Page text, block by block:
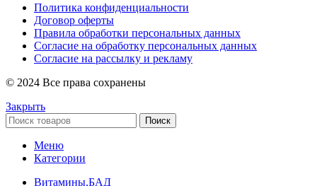
Политика конфиденциальности
Договор оферты
Правила обработки персональных данных
Согласие на обработку персональных данных
Согласие на рассылку и рекламу
© 2024 Все права сохранены
Закрыть
Поиск
Меню
Категории
Витамины,БАД